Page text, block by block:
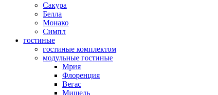
Сакура
Белла
Монако
Симпл
гостиные
гостиные комплектом
модульные гостиные
Мрия
Флоренция
Вегас
Мишель